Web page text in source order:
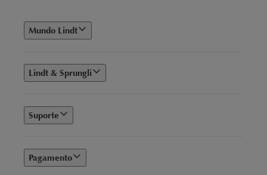
Mundo Lindt
Lindt & Sprungli
Suporte
Pagamento